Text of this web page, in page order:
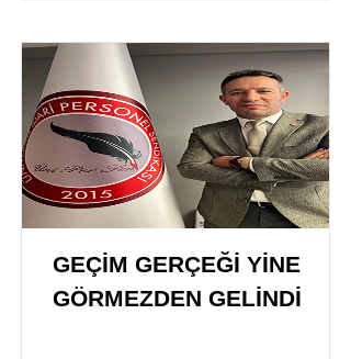
GEÇİM GERÇEĞİ YİNE
GÖRMEZDEN GELİNDİ